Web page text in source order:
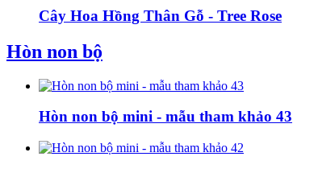
Cây Hoa Hồng Thân Gỗ - Tree Rose
Hòn non bộ
Hòn non bộ mini - mẫu tham khảo 43